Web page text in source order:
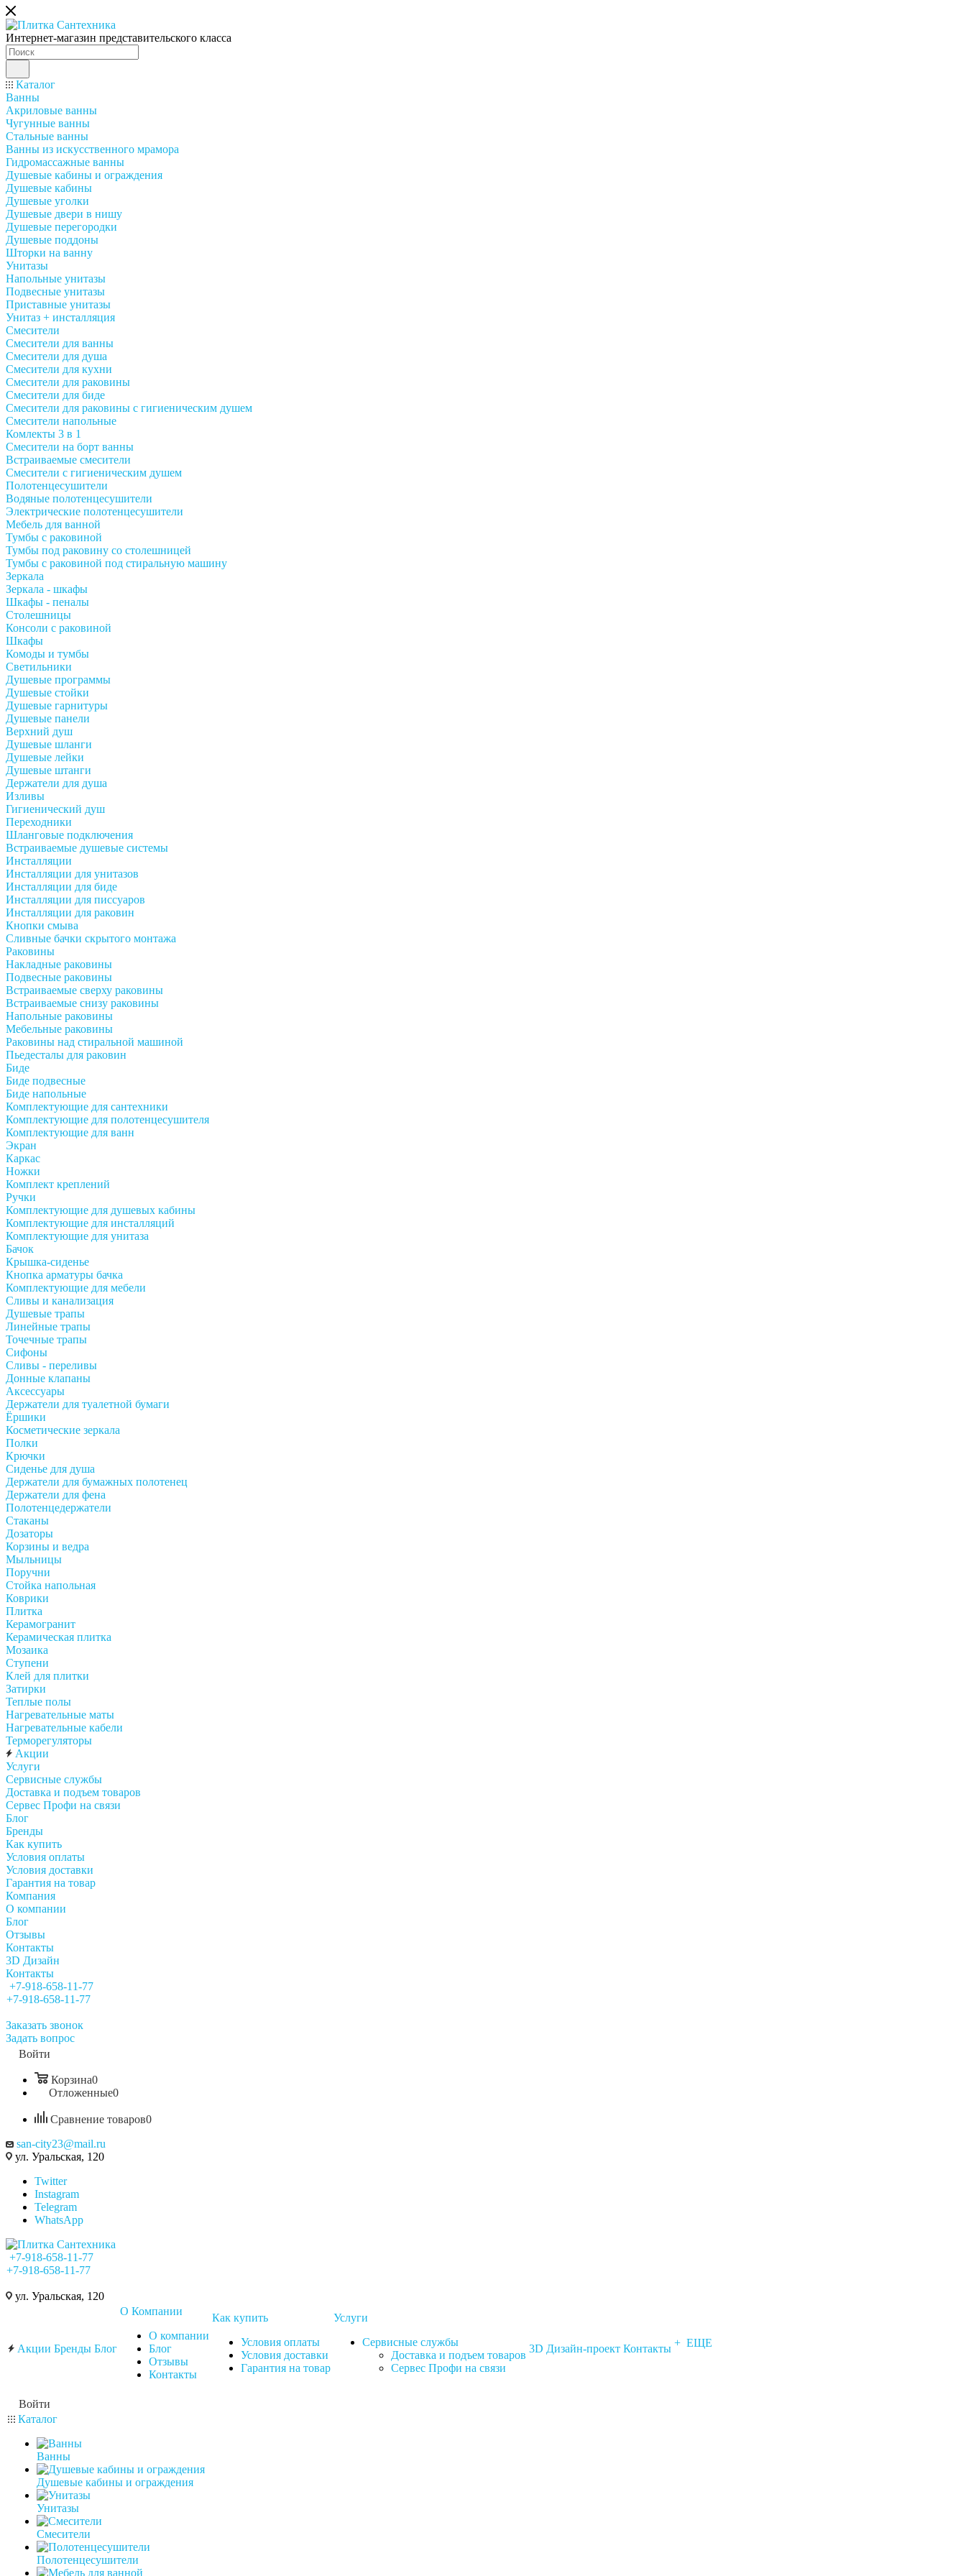
Интернет-магазин представительского класса
Каталог
Ванны
Акриловые ванны
Чугунные ванны
Стальные ванны
Ванны из искусственного мрамора
Гидромассажные ванны
Душевые кабины и ограждения
Душевые кабины
Душевые уголки
Душевые двери в нишу
Душевые перегородки
Душевые поддоны
Шторки на ванну
Унитазы
Напольные унитазы
Подвесные унитазы
Приставные унитазы
Унитаз + инсталляция
Смесители
Смесители для ванны
Смесители для душа
Смесители для кухни
Смесители для раковины
Смесители для биде
Смесители для раковины с гигиеническим душем
Смесители напольные
Комлекты 3 в 1
Смесители на борт ванны
Встраиваемые смесители
Смесители с гигиеническим душем
Полотенцесушители
Водяные полотенцесушители
Электрические полотенцесушители
Мебель для ванной
Тумбы с раковиной
Тумбы под раковину со столешницей
Тумбы с раковиной под стиральную машину
Зеркала
Зеркала - шкафы
Шкафы - пеналы
Столешницы
Консоли с раковиной
Шкафы
Комоды и тумбы
Светильники
Душевые программы
Душевые стойки
Душевые гарнитуры
Душевые панели
Верхний душ
Душевые шланги
Душевые лейки
Душевые штанги
Держатели для душа
Изливы
Гигиенический душ
Переходники
Шланговые подключения
Встраиваемые душевые системы
Инсталляции
Инсталляции для унитазов
Инсталляции для биде
Инсталляции для писсуаров
Инсталляции для раковин
Кнопки смыва
Сливные бачки скрытого монтажа
Раковины
Накладные раковины
Подвесные раковины
Встраиваемые сверху раковины
Встраиваемые снизу раковины
Напольные раковины
Мебельные раковины
Раковины над стиральной машиной
Пьедесталы для раковин
Биде
Биде подвесные
Биде напольные
Комплектующие для сантехники
Комплектующие для полотенцесушителя
Комплектующие для ванн
Экран
Каркас
Ножки
Комплект креплений
Ручки
Комплектующие для душевых кабины
Комплектующие для инсталляций
Комплектующие для унитаза
Бачок
Крышка-сиденье
Кнопка арматуры бачка
Комплектующие для мебели
Сливы и канализация
Душевые трапы
Линейные трапы
Точечные трапы
Сифоны
Сливы - переливы
Донные клапаны
Аксессуары
Держатели для туалетной бумаги
Ёршики
Косметические зеркала
Полки
Крючки
Сиденье для душа
Держатели для бумажных полотенец
Держатели для фена
Полотенцедержатели
Стаканы
Дозаторы
Корзины и ведра
Мыльницы
Поручни
Стойка напольная
Коврики
Плитка
Керамогранит
Керамическая плитка
Мозаика
Ступени
Клей для плитки
Затирки
Теплые полы
Нагревательные маты
Нагревательные кабели
Терморегуляторы
Акции
Услуги
Сервисные службы
Доставка и подъем товаров
Сервес Профи на связи
Блог
Бренды
Как купить
Условия оплаты
Условия доставки
Гарантия на товар
Компания
О компании
Блог
Отзывы
Контакты
3D Дизайн
Контакты
+7-918-658-11-77
+7-918-658-11-77
Заказать звонок
Задать вопрос
Войти
Корзина0
Отложенные0
Сравнение товаров0
san-city23@mail.ru
ул. Уральская, 120
Twitter
Instagram
Telegram
WhatsApp
+7-918-658-11-77
+7-918-658-11-77
ул. Уральская, 120
Акции Бренды Блог
О Компании
О компании
Блог
Отзывы
Контакты
Как купить
Условия оплаты
Условия доставки
Гарантия на товар
Услуги
Сервисные службы
Доставка и подъем товаров
Сервес Профи на связи
3D Дизайн-проект Контакты + ЕЩЕ
Войти
Каталог
Ванны
Душевые кабины и ограждения
Унитазы
Смесители
Полотенцесушители